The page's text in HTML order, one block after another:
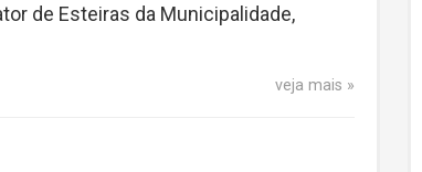
de Esteiras da Municipalidade,
veja mais